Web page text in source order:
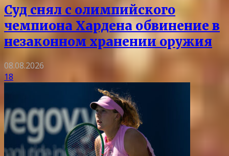
Суд снял с олимпийского
чемпиона Хардена обвинение в
незаконном хранении оружия
08.08.2026
18